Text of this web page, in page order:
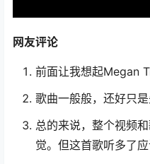
网友评论
前面让我想起Megan
歌曲一般般，还好只是
总的来说，整个视频
觉。但这首歌听多了应